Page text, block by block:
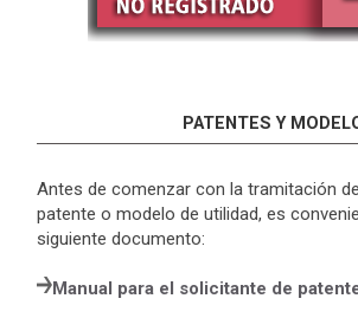
PATENTES Y
Antes de comenzar con la tramitación
patente o modelo de utilidad, es
siguiente documento:
Manual para el solicitante de